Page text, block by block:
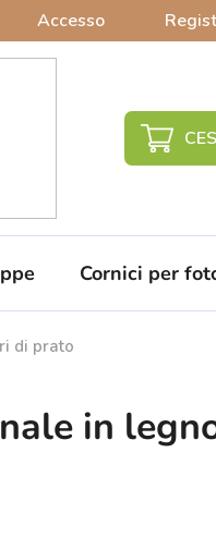
Accesso
Cornici per
di prato
in